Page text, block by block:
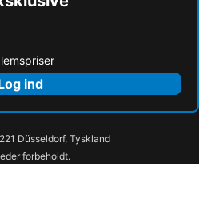
ind
Düsseldorf, Tyskland
forbeholdt.